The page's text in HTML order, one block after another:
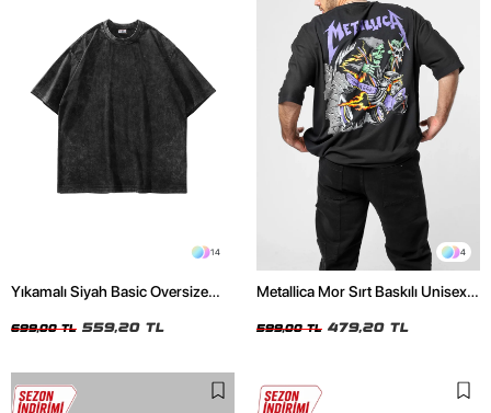
14
Yıkamalı Siyah Basic Oversize
699,00 TL 559,20 TL
4
Metallica Mor Sırt Baskılı Unisex
599,00 TL 479,20 TL